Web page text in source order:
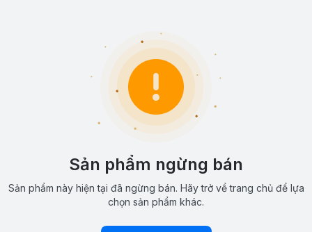
Sản phẩm ngừng bán
Sản phẩm này hiện tại đã ngừng bán. Hãy trở về trang chủ để lựa
chọn sản phẩm khác.